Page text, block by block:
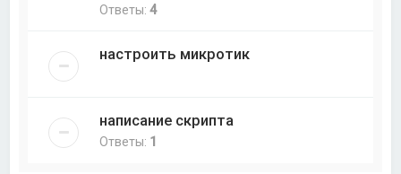
Ответы:4
настроить микротик
написание скрипта
Ответы: 1